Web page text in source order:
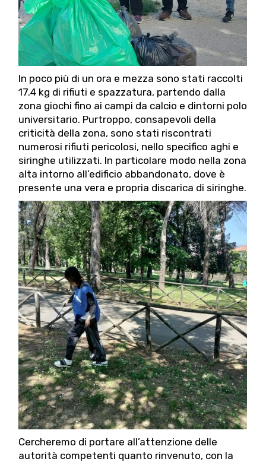
In poco più di un ora e mezza sono stati raccolti
17.4 kg di rifiuti e spazzatura, partendo dalla
zona giochi fino ai campi da calcio e dintorni polo
universitario. Purtroppo, consapevoli della
criticità della zona, sono stati riscontrati
numerosi rifiuti pericolosi, nello specifico aghi e
siringhe utilizzati. In particolare modo nella zona
alta intorno all’edificio abbandonato, dove è
presente una vera e propria discarica di siringhe.
Cercheremo di portare all’attenzione delle
autorità competenti quanto rinvenuto, con la